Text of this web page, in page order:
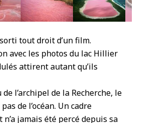
tout droit d’un film.
avec les photos du lac Hillier
attirent autant qu’ils
l’archipel de la Recherche, le
de l’océan. Un cadre
jamais été percé depuis sa